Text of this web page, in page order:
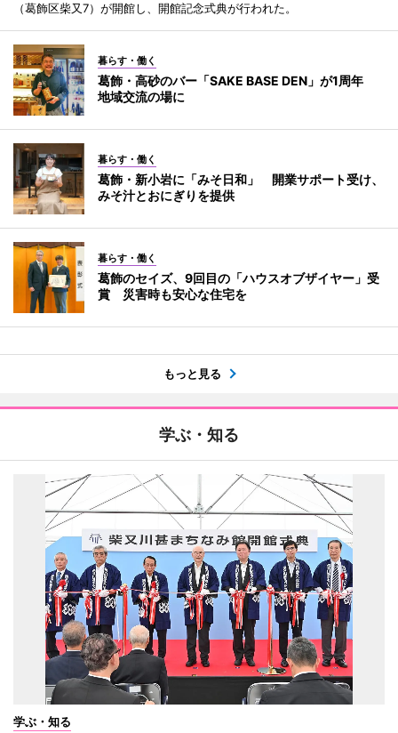
（葛飾区柴又7）が開館し、開館記念式典が行われた。
暮らす・働く
葛飾・高砂のバー「SAKE BASE DEN」が1周年
地域交流の場に
暮らす・働く
葛飾・新小岩に「みそ日和」 開業サポート受け、
みそ汁とおにぎりを提供
暮らす・働く
葛飾のセイズ、9回目の「ハウスオブザイヤー」受
賞 災害時も安心な住宅を
もっと見る
学ぶ・知る
学ぶ・知る